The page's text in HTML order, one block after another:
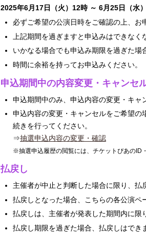
2025年6月17日（火）12時 ～ 6月25日（水
必ずご希望の公演日時をご確認の上、お
上記期間を過ぎますと申込みはできなく
いかなる場合でも申込み期限を過ぎた場
時間に余裕を持ってお申込みください。
申込期間中の内容変更・キャンセ
申込期間中のみ、申込内容の変更・キャ
申込内容の変更・キャンセルをご希望
続きを行ってください。
⇒抽選申込内容の変更・確認
※抽選申込履歴の閲覧には、チケットぴあのID
払戻し
主催者が中止と判断した場合に限り、払
払戻しとなった場合、こちらの各公演ペ
払戻しは、主催者が発表した期間内に限
払戻し期限を過ぎた場合、払戻しはでき